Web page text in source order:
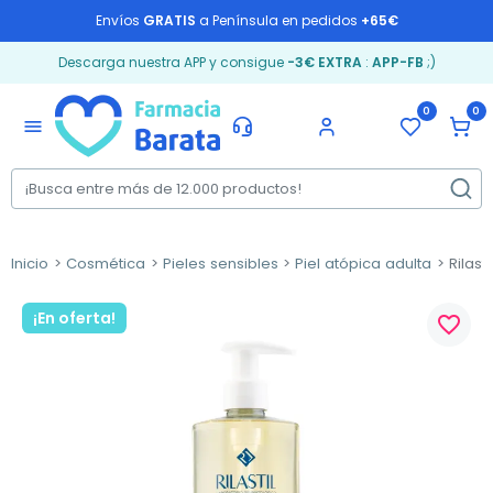
Envíos GRATIS a Península en pedidos +65€
Descarga nuestra APP y consigue -3€ EXTRA: APP-FB ;)
menu
0 0
Inicio Cosmética Pieles sensibles Piel atópica adulta
¡En oferta! favorite_border